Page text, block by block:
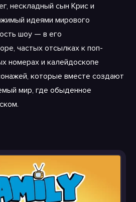
нескладный сын Крис и
идеями мирового
шоу — в его
частых отсылках к поп-
номерах и калейдоскопе
которые вместе создают
мир, где обыденное